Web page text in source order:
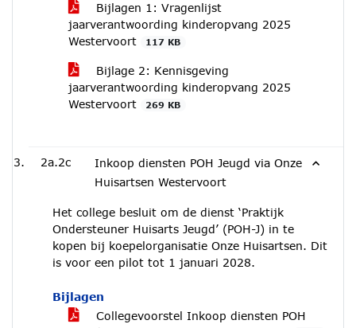
Bijlagen 1: Vragenlijst
jaarverantwoording kinderopvang 2025
Westervoort
117 KB
Bijlage 2: Kennisgeving
jaarverantwoording kinderopvang 2025
Westervoort
269 KB
2a.2c
‎Inkoop diensten POH Jeugd via Onze
Huisartsen Westervoort
Het college besluit om de dienst ‘Praktijk
Ondersteuner Huisarts Jeugd’ (POH-J) in te
kopen bij koepelorganisatie Onze Huisartsen. Dit
is voor een pilot tot 1 januari 2028.
Bijlagen
Collegevoorstel Inkoop diensten POH